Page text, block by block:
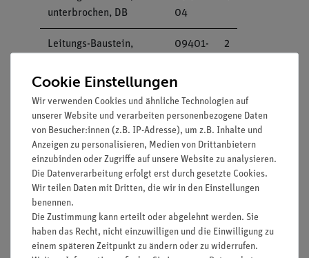
unterbrochen, DB
04
Leitungs-Baustein,
09401-
2
Umschalter, DB
09402-
02
1
Muffe auf Haftmagnet
02151-
1
Motor, 2 V DC
11031-
00
1
Cookie Einstellungen
Wir verwenden Cookies und ähnliche Technologien auf
unserer Website und verarbeiten personenbezogene Daten
von Besucher:innen (z.B. IP-Adresse), um z.B. Inhalte und
Anzeigen zu personalisieren, Medien von Drittanbietern
einzubinden oder Zugriffe auf unsere Website zu analysieren.
Die Datenverarbeitung erfolgt erst durch gesetzte Cookies.
Wir teilen Daten mit Dritten, die wir in den Einstellungen
benennen.
Die Zustimmung kann erteilt oder abgelehnt werden. Sie
haben das Recht, nicht einzuwilligen und die Einwilligung zu
einem späteren Zeitpunkt zu ändern oder zu widerrufen.